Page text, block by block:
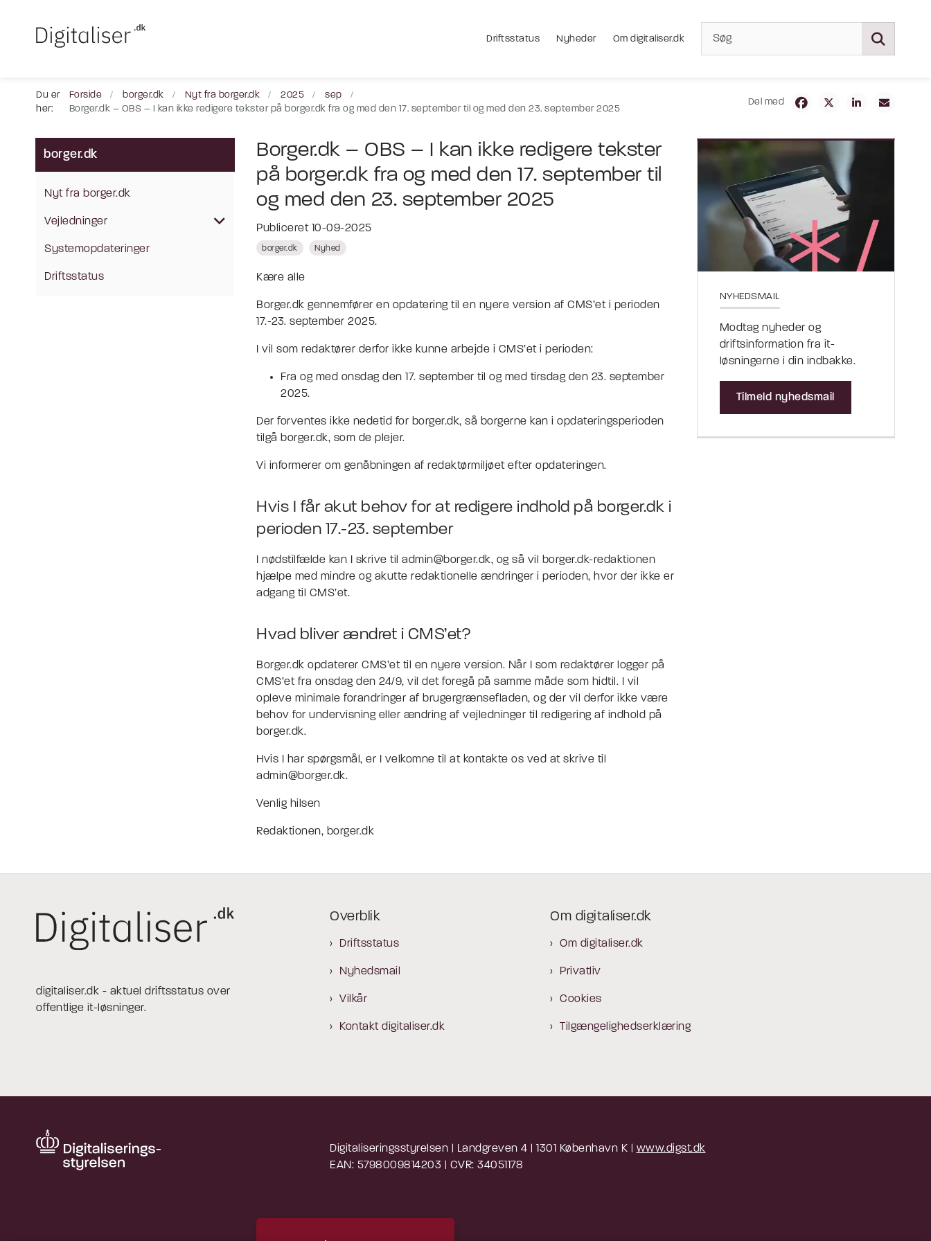
Driftsstatus Nyheder Om digitaliser.dk
Du er
her:
Forside borger.dk Nyt fra borger.dk 2025
sep
Borger.dk – OBS – I kan ikke redigere tekster på borger.dk fra og med den 17. september til og med den 23. september 2025
Del med
borger.dk
Nyt fra borger.dk
Vejledninger
Systemopdateringer
Driftsstatus
Borger.dk – OBS – I kan ikke redigere tekster
på borger.dk fra og med den 17. september til
og med den 23. september 2025
Publiceret 10-09-2025
borger.dk Nyhed
Kære alle
Borger.dk gennemfører en opdatering til en nyere version af CMS’et i perioden
17.-23. september 2025.
I vil som redaktører derfor ikke kunne arbejde i CMS’et i perioden:
Fra og med onsdag den 17. september til og med tirsdag den 23. september
2025.
Der forventes ikke nedetid for borger.dk, så borgerne kan i opdateringsperioden
tilgå borger.dk, som de plejer.
Vi informerer om genåbningen af redaktørmiljøet efter opdateringen.
Hvis I får akut behov for at redigere indhold på borger.dk i
perioden 17.-23. september
I nødstilfælde kan I skrive til admin@borger.dk, og så vil borger.dk-redaktionen
hjælpe med mindre og akutte redaktionelle ændringer i perioden, hvor der ikke er
adgang til CMS’et.
Hvad bliver ændret i CMS’et?
Borger.dk opdaterer CMS’et til en nyere version. Når I som redaktører logger på
CMS’et fra onsdag den 24/9, vil det foregå på samme måde som hidtil. I vil
opleve minimale forandringer af brugergrænsefladen, og der vil derfor ikke være
behov for undervisning eller ændring af vejledninger til redigering af indhold på
borger.dk.
Hvis I har spørgsmål, er I velkomne til at kontakte os ved at skrive til
admin@borger.dk.
Venlig hilsen
Redaktionen, borger.dk
NYHEDSMAIL
Modtag nyheder og
driftsinformation fra it-
løsningerne i din indbakke.
Tilmeld nyhedsmail
digitaliser.dk - aktuel driftsstatus over
offentlige it-løsninger.
Overblik
Driftsstatus
Nyhedsmail
Vilkår
Kontakt digitaliser.dk
Om digitaliser.dk
Om digitaliser.dk
Privatliv
Cookies
Tilgængelighedserklæring
Digitaliseringsstyrelsen | Landgreven 4 | 1301 København K | www.digst.dk
EAN: 5798009814203 | CVR: 34051178